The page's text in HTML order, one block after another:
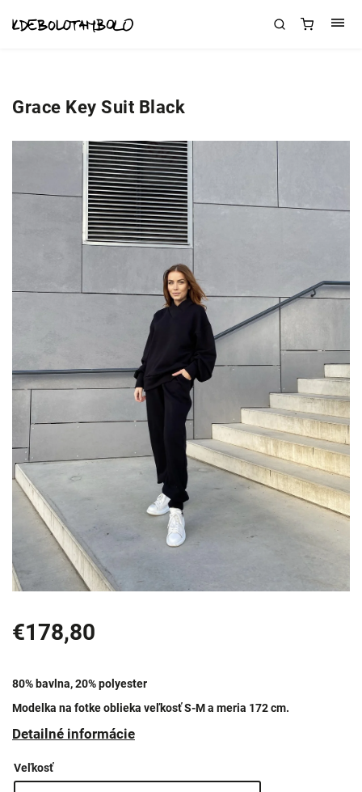
Grace Key Suit Black
€178,80
80% bavlna, 20% polyester
Modelka na fotke oblieka veľkosť S-M a meria 172 cm.
Detailné informácie
Veľkosť